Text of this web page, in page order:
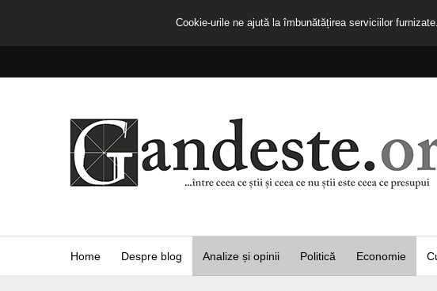
Home Despre blog Analize și opinii Politică Economie
Cookie-urile ne ajută la îmbunătățirea serviciilor